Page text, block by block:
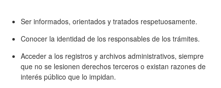
Ser informados, orientados y tratados respetuosamente.
Conocer la identidad de los responsables de los trámites.
Acceder a los registros y archivos administrativos, siempre
que no se lesionen derechos terceros o existan razones de
interés público que lo impidan.